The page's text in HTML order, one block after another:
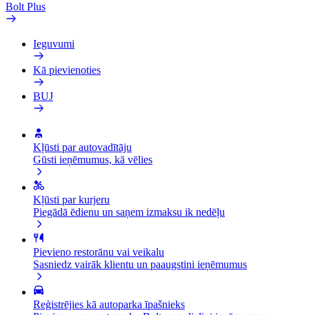
Bolt Plus
Ieguvumi
Kā pievienoties
BUJ
Kļūsti par autovadītāju
Gūsti ieņēmumus, kā vēlies
Kļūsti par kurjeru
Piegādā ēdienu un saņem izmaksu ik nedēļu
Pievieno restorānu vai veikalu
Sasniedz vairāk klientu un paaugstini ieņēmumus
Reģistrējies kā autoparka īpašnieks